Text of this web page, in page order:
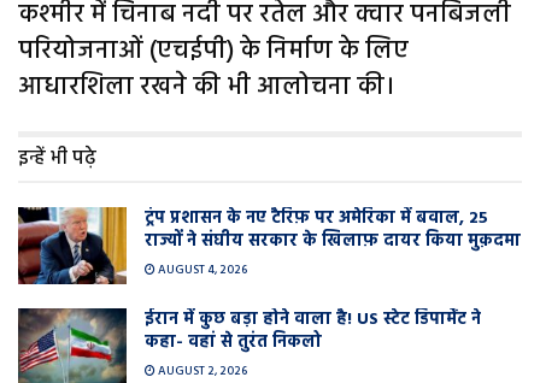
कश्मीर में चिनाब नदी पर रतेल और क्वार पनबिजली
परियोजनाओं (एचईपी) के निर्माण के लिए
आधारशिला रखने की भी आलोचना की।
इन्हें भी पढ़े
ट्रंप प्रशासन के नए टैरिफ़ पर अमेरिका में बवाल, 25
राज्यों ने संघीय सरकार के खिलाफ़ दायर किया मुक़दमा
AUGUST 4, 2026
ईरान में कुछ बड़ा होने वाला है! US स्टेट डिपार्मेंट ने
कहा- वहां से तुरंत निकलो
AUGUST 2, 2026